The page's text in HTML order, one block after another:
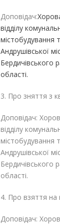
Доповідач:
відділу
містобудування
Андрушівської
Бердичівського
області.
3. Про зняття з
Доповідач:
відділу
містобудування
Андрушівської
Бердичівського
області.
4. Про взяття на
Доповідач: